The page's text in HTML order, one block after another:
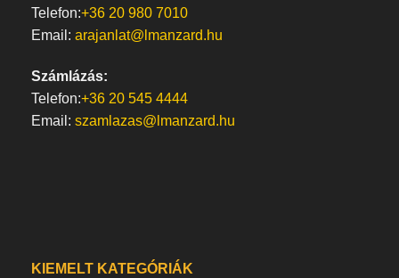
Telefon:+36 20 980 7010
Email: arajanlat@lmanzard.hu
Számlázás:
Telefon:+36 20 545 4444
Email: szamlazas@lmanzard.hu
KIEMELT KATEGÓRIÁK